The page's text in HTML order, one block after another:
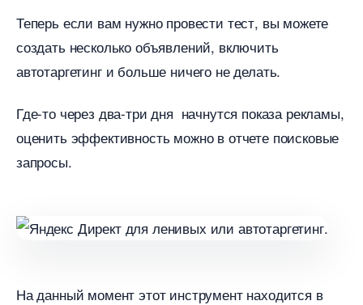
Теперь если вам нужно провести тест, вы можете
создать несколько объявлений, включить
автотаргетинг и больше ничего не делать.
Где-то через два-три дня начнутся показа рекламы,
оценить эффективность можно в отчете поисковые
запросы.
На данный момент этот инструмент находится